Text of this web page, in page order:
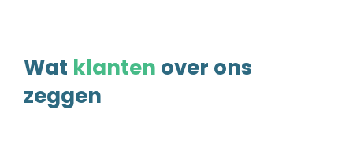
Wat klanten over ons
zeggen